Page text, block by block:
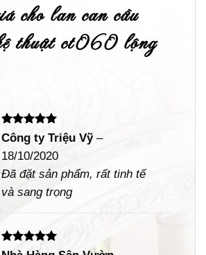
cholan can cầu
thuật ct060 lộng
Được xếp
hạng5
5
sao
Công ty Triệu Vỹ–
18/10/2020
Đã đặt sản phẩm, rất tinh tế
và sang trọng
Được xếp